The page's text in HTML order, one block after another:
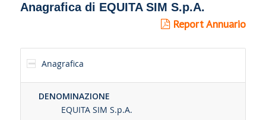
Anagrafica di EQUITA SIM S.p.A.
Report Annuario
Anagrafica
DENOMINAZIONE
EQUITA SIM S.p.A.